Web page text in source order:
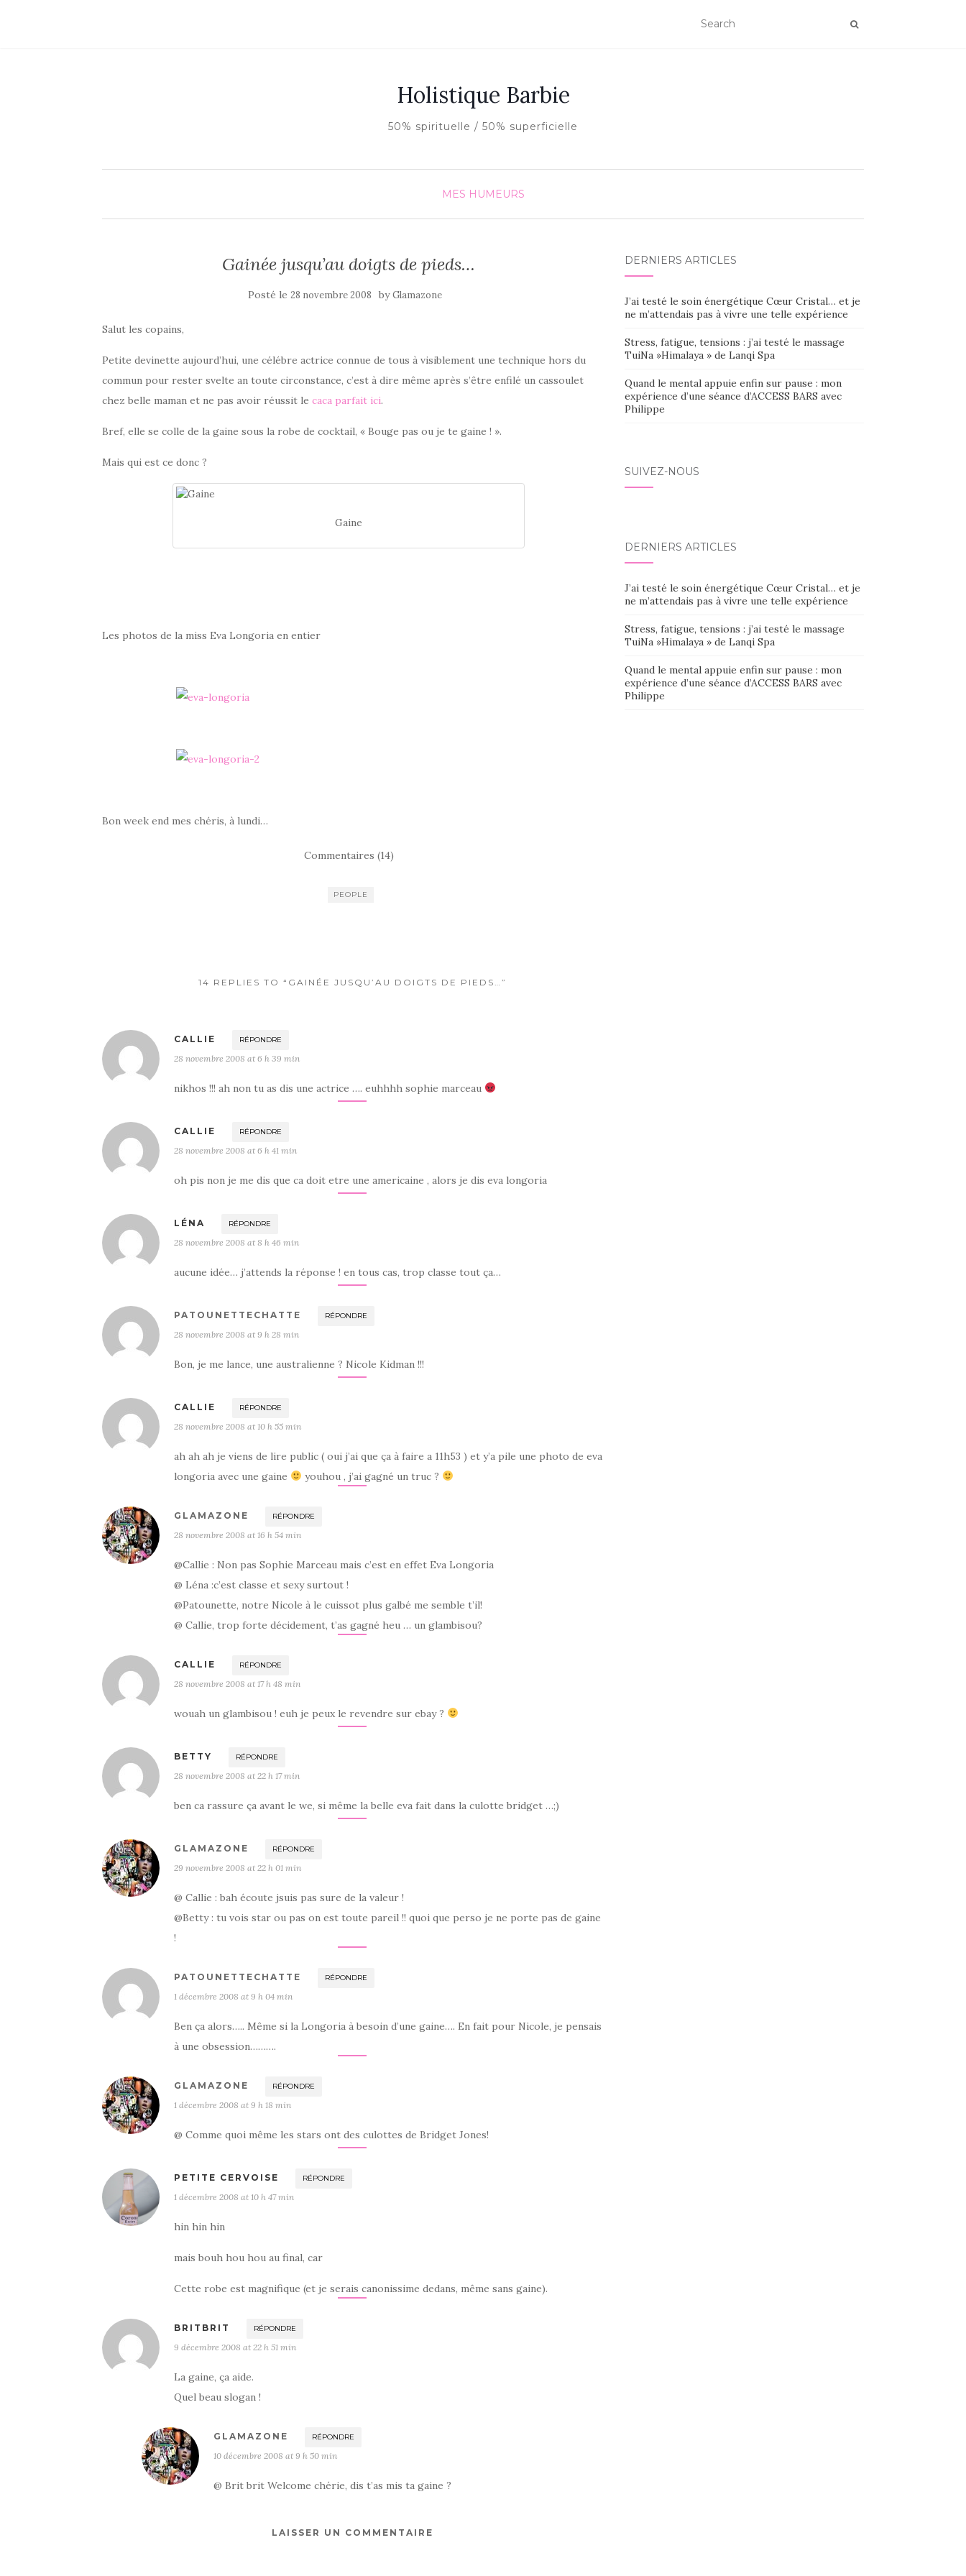
Holistique Barbie
50% spirituelle / 50% superficielle
MES HUMEURS
Gainée jusqu’au doigts de pieds…
Posté le28 novembre 2008 byGlamazone
Salut les copains,
Petite devinette aujourd’hui, une célébre actrice connue de tous à visiblement une technique hors du
commun pour rester svelte an toute circonstance, c’est à dire même après s’être enfilé un cassoulet
chez belle maman et ne pas avoir réussit le caca parfait ici.
Bref, elle se colle de la gaine sous la robe de cocktail, « Bouge pas ou je te gaine ! ».
Mais qui est ce donc ?
Gaine
Les photos de la miss Eva Longoria en entier
Bon week end mes chéris, à lundi…
Commentaires (14)
PEOPLE
14 REPLIES TO “GAINÉE JUSQU’AU DOIGTS DE PIEDS…”
CALLIE RÉPONDRE
28 novembre 2008 at 6 h 39 min
nikhos !!! ah non tu as dis une actrice …. euhhhh sophie marceau
CALLIE RÉPONDRE
28 novembre 2008 at 6 h 41 min
oh pis non je me dis que ca doit etre une americaine , alors je dis eva longoria
LÉNA RÉPONDRE
28 novembre 2008 at 8 h 46 min
aucune idée… j’attends la réponse ! en tous cas, trop classe tout ça…
PATOUNETTECHATTE RÉPONDRE
28 novembre 2008 at 9 h 28 min
Bon, je me lance, une australienne ? Nicole Kidman !!!
CALLIE RÉPONDRE
28 novembre 2008 at 10 h 55 min
ah ah ah je viens de lire public ( oui j’ai que ça à faire a 11h53 ) et y’a pile une photo de eva
longoria avec une gaine
youhou , j’ai gagné un truc ?
GLAMAZONE RÉPONDRE
28 novembre 2008 at 16 h 54 min
@Callie : Non pas Sophie Marceau mais c’est en effet Eva Longoria
@ Léna :c’est classe et sexy surtout !
@Patounette, notre Nicole à le cuissot plus galbé me semble t’il!
@ Callie, trop forte décidement, t’as gagné heu … un glambisou?
CALLIE RÉPONDRE
28 novembre 2008 at 17 h 48 min
wouah un glambisou ! euh je peux le revendre sur ebay ?
BETTY RÉPONDRE
28 novembre 2008 at 22 h 17 min
ben ca rassure ça avant le we, si même la belle eva fait dans la culotte bridget …;)
GLAMAZONE RÉPONDRE
29 novembre 2008 at 22 h 01 min
@ Callie : bah écoute jsuis pas sure de la valeur !
@Betty : tu vois star ou pas on est toute pareil !! quoi que perso je ne porte pas de gaine
!
PATOUNETTECHATTE RÉPONDRE
1 décembre 2008 at 9 h 04 min
Ben ça alors….. Même si la Longoria à besoin d’une gaine…. En fait pour Nicole, je pensais
à une obsession……….
GLAMAZONE RÉPONDRE
1 décembre 2008 at 9 h 18 min
@ Comme quoi même les stars ont des culottes de Bridget Jones!
PETITE CERVOISE RÉPONDRE
1 décembre 2008 at 10 h 47 min
hin hin hin
mais bouh hou hou au final, car
Cette robe est magnifique (et je serais canonissime dedans, même sans gaine).
BRITBRIT RÉPONDRE
9 décembre 2008 at 22 h 51 min
La gaine, ça aide.
Quel beau slogan !
GLAMAZONE RÉPONDRE
10 décembre 2008 at 9 h 50 min
@ Brit brit Welcome chérie, dis t’as mis ta gaine ?
LAISSER UN COMMENTAIRE
DERNIERS ARTICLES
J’ai testé le soin énergétique Cœur Cristal… et je
ne m’attendais pas à vivre une telle expérience
Stress, fatigue, tensions : j’ai testé le massage
TuiNa »Himalaya » de Lanqi Spa
Quand le mental appuie enfin sur pause : mon
expérience d’une séance d’ACCESS BARS avec
Philippe
SUIVEZ-NOUS
DERNIERS ARTICLES
J’ai testé le soin énergétique Cœur Cristal… et je
ne m’attendais pas à vivre une telle expérience
Stress, fatigue, tensions : j’ai testé le massage
TuiNa »Himalaya » de Lanqi Spa
Quand le mental appuie enfin sur pause : mon
expérience d’une séance d’ACCESS BARS avec
Philippe